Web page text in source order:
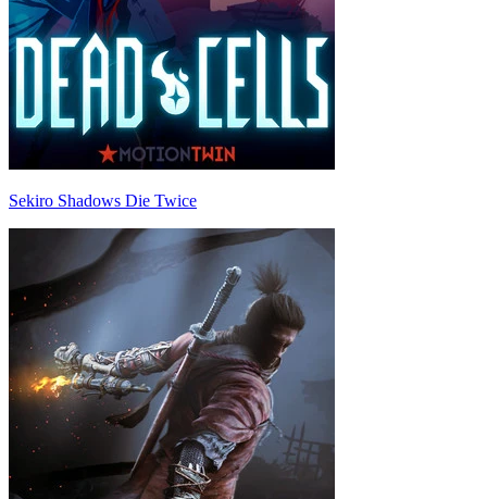
Sekiro Shadows Die Twice